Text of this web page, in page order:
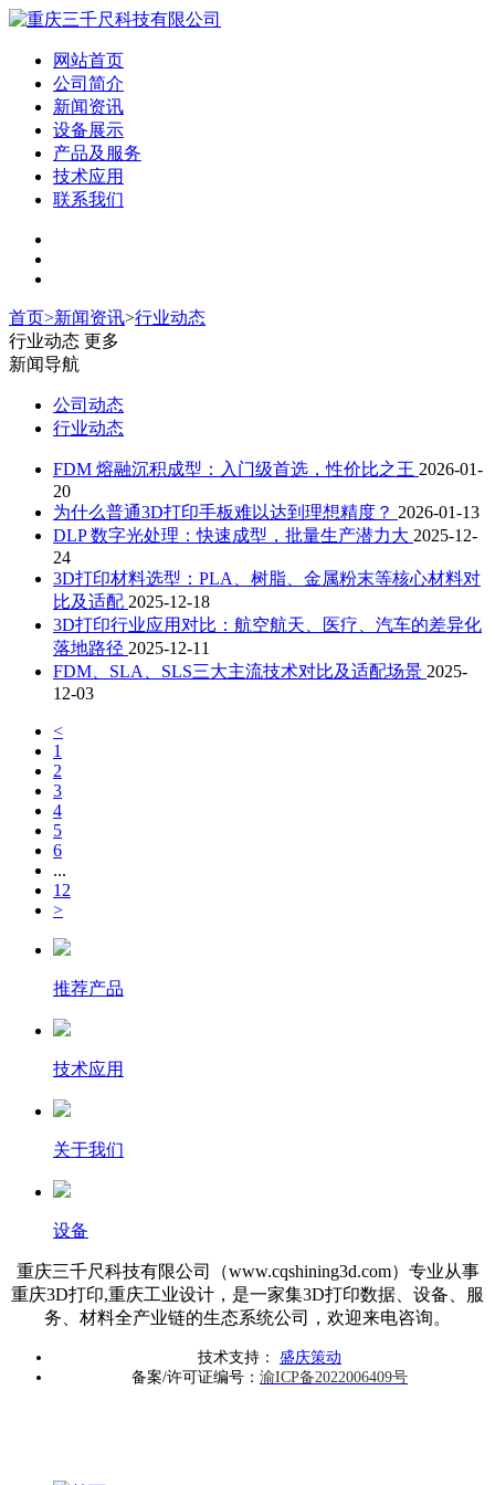
网站首页
公司简介
新闻资讯
设备展示
产品及服务
技术应用
联系我们
首页>新闻资讯>行业动态
行业动态 更多
新闻导航
公司动态
行业动态
FDM 熔融沉积成型：入门级首选，性价比之王 2026-01-
20
为什么普通3D打印手板难以达到理想精度？ 2026-01-13
DLP 数字光处理：快速成型，批量生产潜力大 2025-12-
24
3D打印材料选型：PLA、树脂、金属粉末等核心材料对
比及适配 2025-12-18
3D打印行业应用对比：航空航天、医疗、汽车的差异化
落地路径 2025-12-11
FDM、SLA、SLS三大主流技术对比及适配场景 2025-
12-03
<
1
2
3
4
5
6
...
12
>
推荐产品
技术应用
关于我们
设备
重庆三千尺科技有限公司（www.cqshining3d.com）专业从事
重庆3D打印,重庆工业设计，是一家集3D打印数据、设备、服
务、材料全产业链的生态系统公司，欢迎来电咨询。
技术支持： 盛庆策动
备案/许可证编号： 渝ICP备2022006409号